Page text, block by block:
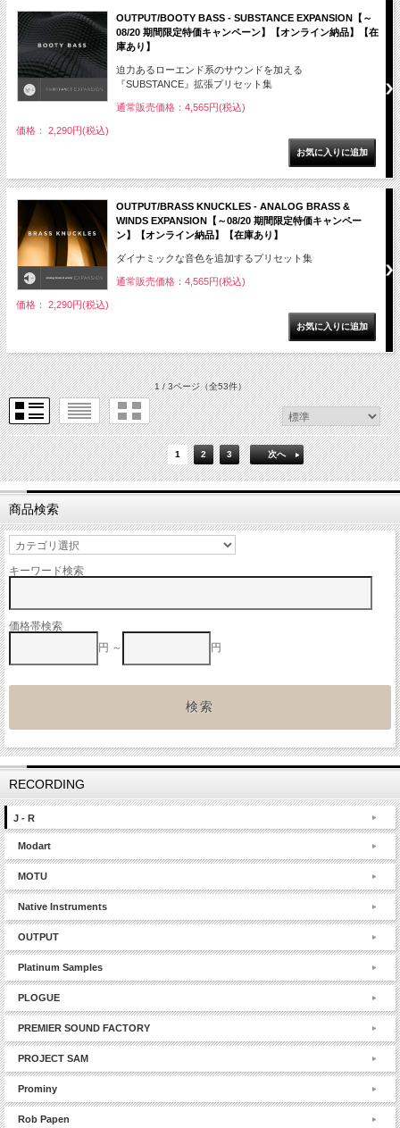
OUTPUT/BOOTY BASS - SUBSTANCE EXPANSION【～
08/20 期間限定特価キャンペーン】【オンライン納品】【在
庫あり】
迫力あるローエンド系のサウンドを加える
『SUBSTANCE』拡張プリセット集
通常販売価格：4,565円(税込)
価格： 2,290円(税込)
OUTPUT/BRASS KNUCKLES - ANALOG BRASS &
WINDS EXPANSION【～08/20 期間限定特価キャンペー
ン】【オンライン納品】【在庫あり】
ダイナミックな音色を追加するプリセット集
通常販売価格：4,565円(税込)
価格： 2,290円(税込)
1 / 3ページ（全53件）
1 2 3 次へ
商品検索
キーワード検索
価格帯検索
円 ～
円
RECORDING
J - R
Modart
MOTU
Native Instruments
OUTPUT
Platinum Samples
PLOGUE
PREMIER SOUND FACTORY
PROJECT SAM
Prominy
Rob Papen